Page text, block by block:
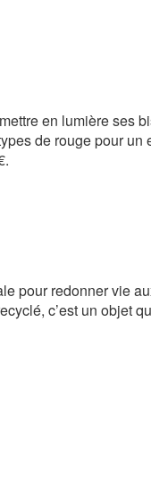
en lumière ses
de rouge pour un
pour redonner vie
c’est un objet